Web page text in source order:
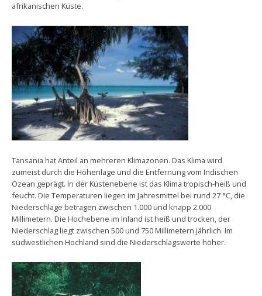
afrikanischen Küste.
Tansania hat Anteil an mehreren Klimazonen. Das Klima wird
zumeist durch die Höhenlage und die Entfernung vom Indischen
Ozean geprägt. In der Küstenebene ist das Klima tropisch-heiß und
feucht. Die Temperaturen liegen im Jahresmittel bei rund 27 °C, die
Niederschläge betragen zwischen 1.000 und knapp 2.000
Millimetern. Die Hochebene im Inland ist heiß und trocken, der
Niederschlag liegt zwischen 500 und 750 Millimetern jährlich. Im
südwestlichen Hochland sind die Niederschlagswerte höher.